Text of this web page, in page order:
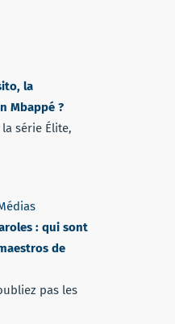
la
Mbappé ?
série Élite,
: qui sont
de
pas les